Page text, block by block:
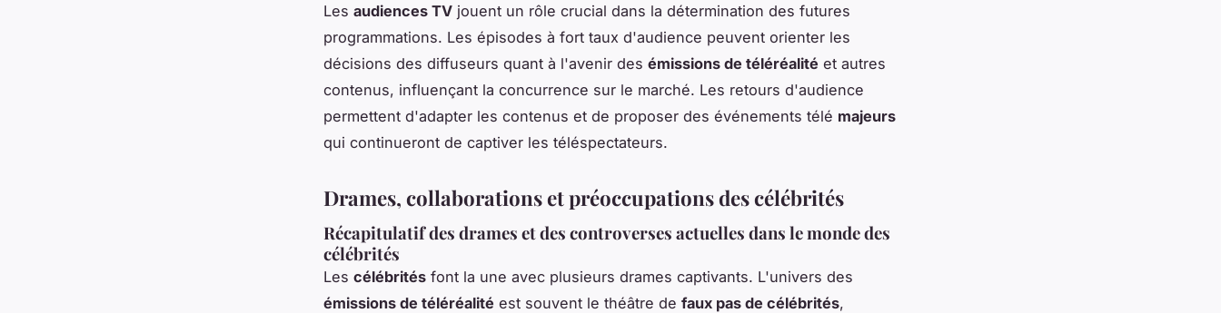
Les audiences TV jouent un rôle crucial dans la détermination des futures
programmations. Les épisodes à fort taux d'audience peuvent orienter les
décisions des diffuseurs quant à l'avenir des émissions de téléréalité et autres
contenus, influençant la concurrence sur le marché. Les retours d'audience
permettent d'adapter les contenus et de proposer des événements télé majeurs
qui continueront de captiver les téléspectateurs.
Drames, collaborations et préoccupations des célébrités
Récapitulatif des drames et des controverses actuelles dans le monde des
célébrités
Les célébrités font la une avec plusieurs drames captivants. L'univers des
émissions de téléréalité est souvent le théâtre de faux pas de célébrités,